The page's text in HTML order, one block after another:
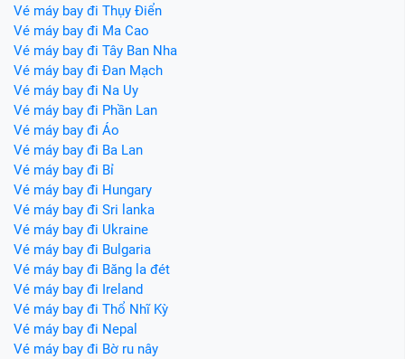
Vé máy bay đi Thụy Điển
Vé máy bay đi Ma Cao
Vé máy bay đi Tây Ban Nha
Vé máy bay đi Đan Mạch
Vé máy bay đi Na Uy
Vé máy bay đi Phần Lan
Vé máy bay đi Áo
Vé máy bay đi Ba Lan
Vé máy bay đi Bỉ
Vé máy bay đi Hungary
Vé máy bay đi Sri lanka
Vé máy bay đi Ukraine
Vé máy bay đi Bulgaria
Vé máy bay đi Băng la đét
Vé máy bay đi Ireland
Vé máy bay đi Thổ Nhĩ Kỳ
Vé máy bay đi Nepal
Vé máy bay đi Bờ ru nây